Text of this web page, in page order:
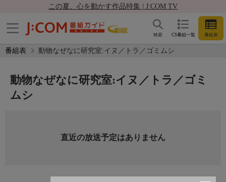
この夏、心を動かす作品特集 | J:COM TV
CS番組一覧 番組表
検索
番組表 動物なぜなに研究室:イヌ／トラ／ゴミムシ
動物なぜなに研究室:イヌ／トラ／ゴミ
ムシ
直近の放送予定はありません